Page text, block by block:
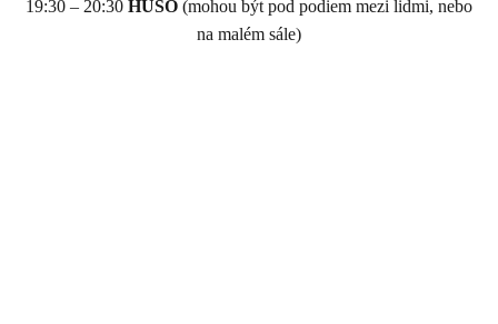
19:30 – 20:30 HUSO(mohou být pod podiem mezi lidmi, nebo
na malém sále)